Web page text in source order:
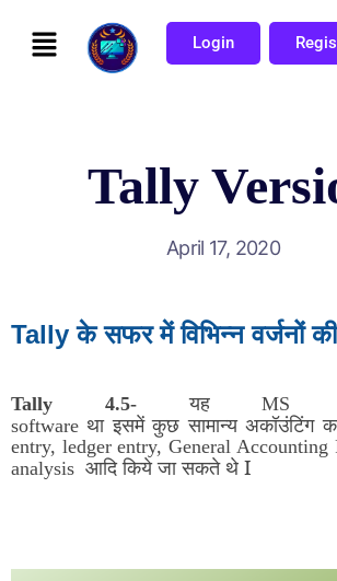
Login
Tally
April 17, 2020
Tally के सफर में विभिन्न वर्जनों
Tally 4.5-यहMS
softwareथा इसमें कुछ सामान्य अकॉउंटिंग
entry, ledger entry, General
analysis आदि किये जा सकते थे I